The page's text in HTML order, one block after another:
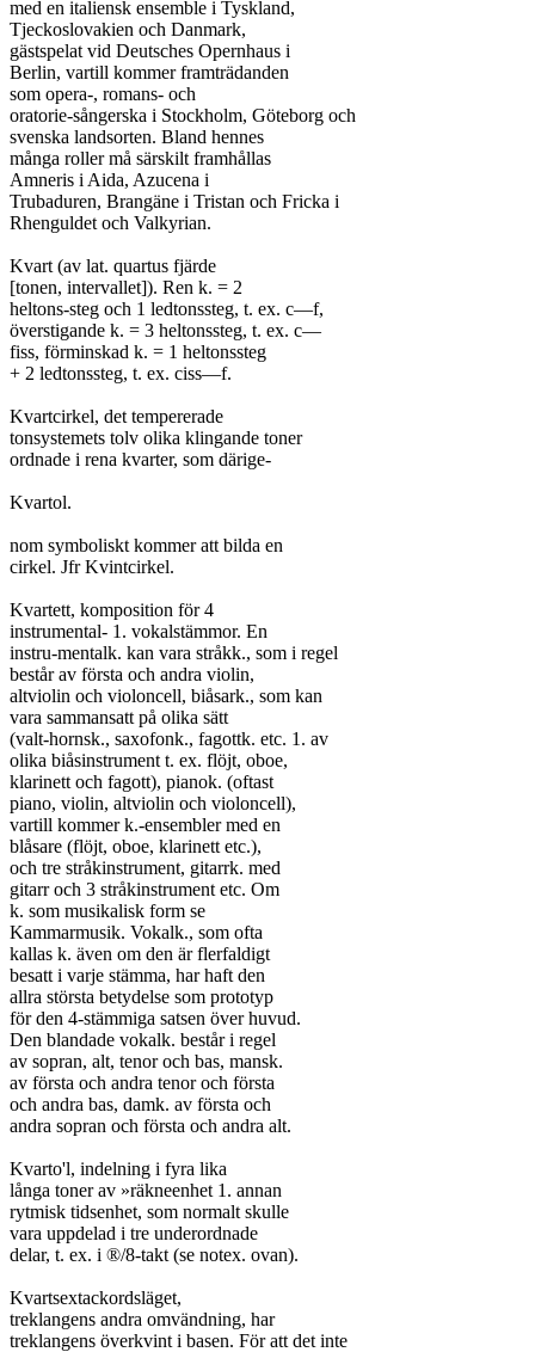
med en italiensk ensemble i Tyskland,
Tjeckoslovakien och Danmark,
gästspelat vid Deutsches Opernhaus i
Berlin, vartill kommer framträdanden
som opera-, romans- och
oratorie-sångerska i Stockholm, Göteborg och
svenska landsorten. Bland hennes
många roller må särskilt framhållas
Amneris i Aida, Azucena i
Trubaduren, Brangäne i Tristan och Fricka i
Rhenguldet och Valkyrian.
Kvart (av lat. quartus fjärde
[tonen, intervallet]). Ren k. = 2
heltons-steg och 1 ledtonssteg, t. ex. c—f,
överstigande k. = 3 heltonssteg, t. ex. c—
fiss, förminskad k. = 1 heltonssteg
+ 2 ledtonssteg, t. ex. ciss—f.
Kvartcirkel, det tempererade
tonsystemets tolv olika klingande toner
ordnade i rena kvarter, som därige-
Kvartol.
nom symboliskt kommer att bilda en
cirkel. Jfr Kvintcirkel.
Kvartett, komposition för 4
instrumental- 1. vokalstämmor. En
instru-mentalk. kan vara stråkk., som i regel
består av första och andra violin,
altviolin och violoncell, biåsark., som kan
vara sammansatt på olika sätt
(valt-hornsk., saxofonk., fagottk. etc. 1. av
olika biåsinstrument t. ex. flöjt, oboe,
klarinett och fagott), pianok. (oftast
piano, violin, altviolin och violoncell),
vartill kommer k.-ensembler med en
blåsare (flöjt, oboe, klarinett etc.),
och tre stråkinstrument, gitarrk. med
gitarr och 3 stråkinstrument etc. Om
k. som musikalisk form se
Kammarmusik. Vokalk., som ofta
kallas k. även om den är flerfaldigt
besatt i varje stämma, har haft den
allra största betydelse som prototyp
för den 4-stämmiga satsen över huvud.
Den blandade vokalk. består i regel
av sopran, alt, tenor och bas, mansk.
av första och andra tenor och första
och andra bas, damk. av första och
andra sopran och första och andra alt.
Kvarto'l, indelning i fyra lika
långa toner av »räkneenhet 1. annan
rytmisk tidsenhet, som normalt skulle
vara uppdelad i tre underordnade
delar, t. ex. i ®/8-takt (se notex. ovan).
Kvartsextackordsläget,
treklangens andra omvändning, har
treklangens överkvint i basen. För att det inte